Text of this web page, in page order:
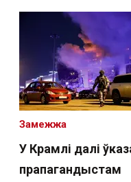
У Крамлі далі
прапагандыстам
Замежжа